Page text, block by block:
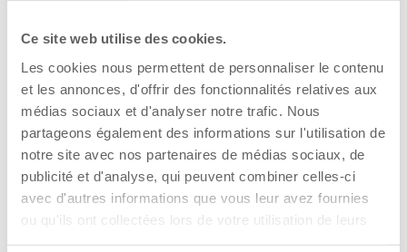
Ce site web utilise des cookies.
Les cookies nous permettent de personnaliser le contenu
et les annonces, d'offrir des fonctionnalités relatives aux
médias sociaux et d'analyser notre trafic. Nous
partageons également des informations sur l'utilisation de
notre site avec nos partenaires de médias sociaux, de
publicité et d'analyse, qui peuvent combiner celles-ci
avec d'autres informations que vous leur avez fournies
ou qu'ils ont collectées lors de votre utilisation de leurs
problème cardiaque.
Faire du sport en salle
Si vous habitez à proximité d’une salle de sport,
pourquoi ne pas commencer un programme de
prise de masse musculaire qui va vous faire
perdre vos 5 kg superflus ? Il ne s’agit pas ici de